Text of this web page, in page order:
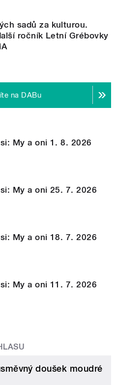
sadů za kulturou.
ročník Letní Grébovky
na DABu
My a oni 1. 8. 2026
My a oni 25. 7. 2026
My a oni 18. 7. 2026
My a oni 11. 7. 2026
doušek moudré